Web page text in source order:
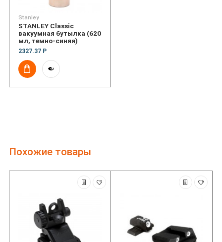
Stanley
STANLEY Classic
вакуумная бутылка (620
мл, темно-синяя)
2327.37 Р
Похожие товары